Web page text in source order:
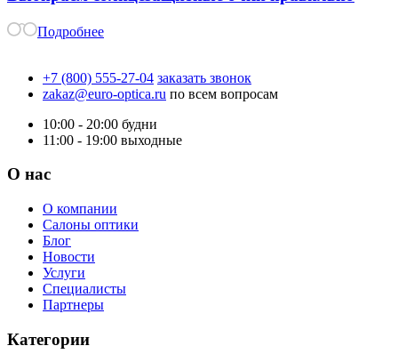
Подробнее
+7 (800) 555-27-04 заказать звонок
zakaz@euro-optica.ru по всем вопросам
10:00 - 20:00 будни
11:00 - 19:00 выходные
О нас
О компании
Салоны оптики
Блог
Новости
Услуги
Специалисты
Партнеры
Категории